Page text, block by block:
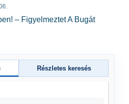
– Figyelmeztet A Bugát
Részletes keresés